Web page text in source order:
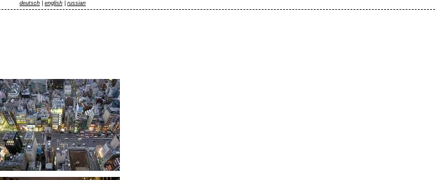
deutsch english russian